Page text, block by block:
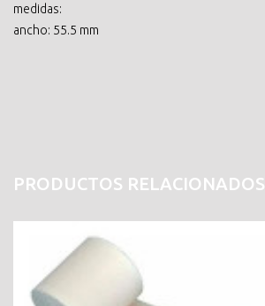
medidas:
ancho: 55.5 mm
PRODUCTOS RELACIONADOS